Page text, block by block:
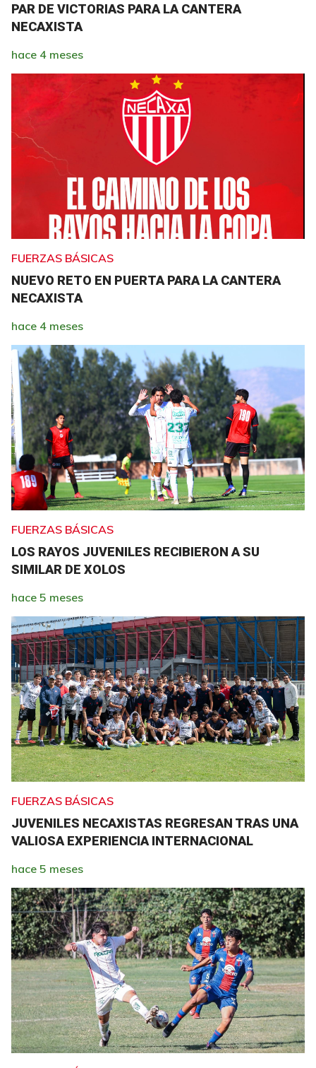
PAR DE VICTORIAS PARA LA CANTERA
NECAXISTA
hace 4 meses
FUERZAS BÁSICAS
NUEVO RETO EN PUERTA PARA LA CANTERA
NECAXISTA
hace 4 meses
FUERZAS BÁSICAS
LOS RAYOS JUVENILES RECIBIERON A SU
SIMILAR DE XOLOS
hace 5 meses
FUERZAS BÁSICAS
JUVENILES NECAXISTAS REGRESAN TRAS UNA
VALIOSA EXPERIENCIA INTERNACIONAL
hace 5 meses